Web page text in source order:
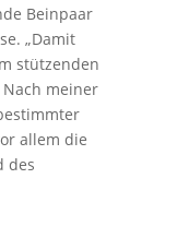
Beinpaar
„Damit
stützenden
meiner
allem die
des